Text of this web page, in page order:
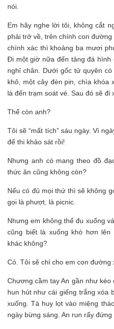
nói.
Em hãy nghe lời tôi, không cắt
phải trở về, trên chính con
chính xác thì khoảng ba mươi
Đi một giờ nữa đến tảng đá hình
nghỉ chân. Dưới gốc tử quyên
khô, một cây đèn pin, chìa khóa
là đến trạm soát vé. Sau đó sẽ đi
Thế còn anh?
Tôi sẽ “mất tích” sáu ngày. Vì
để thi khảo sát rồi!
Nhưng anh có mang theo đồ
thức ăn cũng không còn?
Nếu có đủ mọi thứ thì sẽ không
gọi là phượt, là picnic.
Nhưng em không thể đu xuống
cũng biết là xuống khó hơn
khác không?
Có. Tôi sẽ chỉ cho em con đường
Chương cầm tay An gần như
hun hút như cái giếng trắng xóa
xuống. Tà huy lọt vào miệng
ngày bừng sáng. An run rẩy